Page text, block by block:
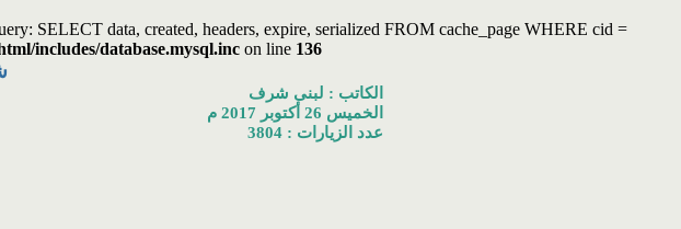
SELECT data, created, headers, expire, serialized FROM cache_page WHERE cid =
includes/database.mysql.incon line 136
الكاتب : لبنى شرف
الخميس 26 أكتوبر 2017 م
عدد الزيارات : 3804